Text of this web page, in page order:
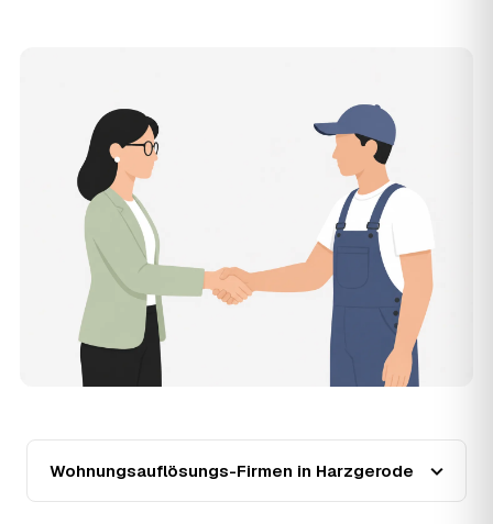
den genauen Festpreis nennt Ihnen der Partner nach
kurzer Beschreibung.
Werden Wohnungsauflösungen in Harzgerode
teurer?
Seit 2020 verlief die Preisentwicklung in Harzgerode
steigend (+12 %), mit dem bisherigen Höchststand im Jahr
2024. Eine Prognose lässt sich daraus nicht ableiten,
aber wer frühzeitig anfragt, sichert sich das aktuelle
Preisniveau als Festpreis — unabhängig von der weiteren
Marktentwicklung.
Warum liegt die Preisspanne zwischen 750 und
2.450 € in Harzgerode?
Die Spanne ergibt sich vor allem aus Wohnfläche und
liegt eher am unteren Ende, eine voll eingerichtete
am oberen. Anrechenbare Wertgegenstände senken den
Endpreis zusätzlich. Den genauen Betrag für Ihre
Wohnungsauflösungs-Firmen in Harzgerode